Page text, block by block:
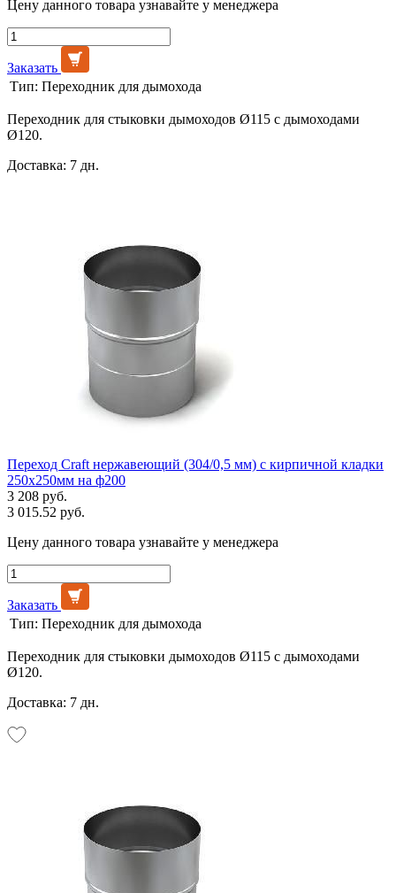
Цену данного товара узнавайте у менеджера
Заказать
Тип: Переходник для дымохода
Переходник для стыковки дымоходов Ø115 с дымоходами
Ø120.
Доставка: 7 дн.
Переход Craft нержавеющий (304/0,5 мм) c кирпичной кладки
250х250мм на ф200
3 208 руб.
3 015.52 руб.
Цену данного товара узнавайте у менеджера
Заказать
Тип: Переходник для дымохода
Переходник для стыковки дымоходов Ø115 с дымоходами
Ø120.
Доставка: 7 дн.